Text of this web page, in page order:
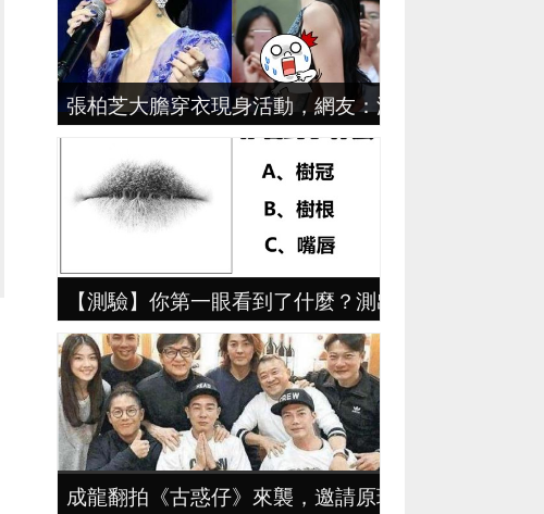
張柏芝大膽穿衣現身活動，網友：沒有老公管著的
【測驗】你第一眼看到了什麼？測出你的性格！
成龍翻拍《古惑仔》來襲，邀請原班人馬出演，網